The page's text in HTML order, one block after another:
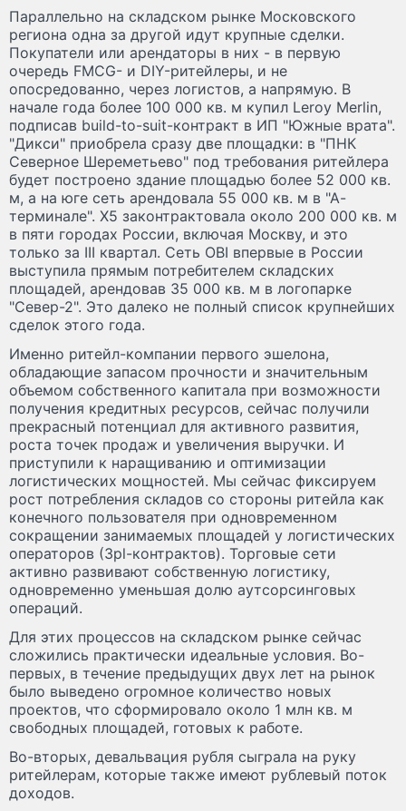
Параллельно на складском рынке Московского
региона одна за другой идут крупные сделки.
Покупатели или арендаторы в них - в первую
очередь FMCG- и DIY-ритейлеры, и не
опосредованно, через логистов, а напрямую. В
начале года более 100 000 кв. м купил Leroy Merlin,
подписав build-to-suit-контракт в ИП "Южные врата".
"Дикси" приобрела сразу две площадки: в "ПНК
Северное Шереметьево" под требования ритейлера
будет построено здание площадью более 52 000 кв.
м, а на юге сеть арендовала 55 000 кв. м в "А-
терминале". Х5 законтрактовала около 200 000 кв. м
в пяти городах России, включая Москву, и это
только за III квартал. Сеть OBI впервые в России
выступила прямым потребителем складских
площадей, арендовав 35 000 кв. м в логопарке
"Север-2". Это далеко не полный список крупнейших
сделок этого года.
Именно ритейл-компании первого эшелона,
обладающие запасом прочности и значительным
объемом собственного капитала при возможности
получения кредитных ресурсов, сейчас получили
прекрасный потенциал для активного развития,
роста точек продаж и увеличения выручки. И
приступили к наращиванию и оптимизации
логистических мощностей. Мы сейчас фиксируем
рост потребления складов со стороны ритейла как
конечного пользователя при одновременном
сокращении занимаемых площадей у логистических
операторов (3pl-контрактов). Торговые сети
активно развивают собственную логистику,
одновременно уменьшая долю аутсорсинговых
операций.
Для этих процессов на складском рынке сейчас
сложились практически идеальные условия. Во-
первых, в течение предыдущих двух лет на рынок
было выведено огромное количество новых
проектов, что сформировало около 1 млн кв. м
свободных площадей, готовых к работе.
Во-вторых, девальвация рубля сыграла на руку
ритейлерам, которые также имеют рублевый поток
доходов.